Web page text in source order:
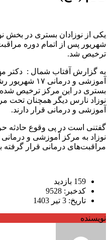
شهریور پس از اتمام دوره
ترخیص شد.
به گزارش آفتاب شمال : دکتر
آموزشی و
بستری در این مرکز ترخیص
نوزاد نارس دیگر همچنان تحت
آموزشی و درمانی قرار دارند.
گفتنی است در پی وقوع حادثه
مراقبت‌های درمانی قرار گرفته
159 بازدید
کدخبر: 9528
تاریخ: 3 تیر 1403
نویسنده